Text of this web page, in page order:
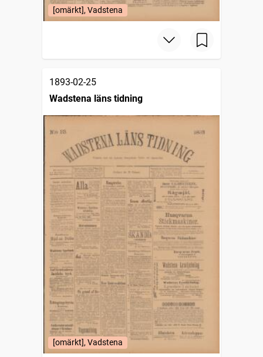
[omärkt], Vadstena
1893-02-25
Wadstena läns tidning
[omärkt], Vadstena